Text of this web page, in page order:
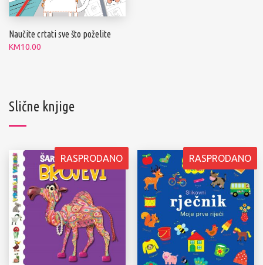
Naučite crtati sve što poželite
KM10.00
Slične knjige
RASPRODANO RASPRODANO